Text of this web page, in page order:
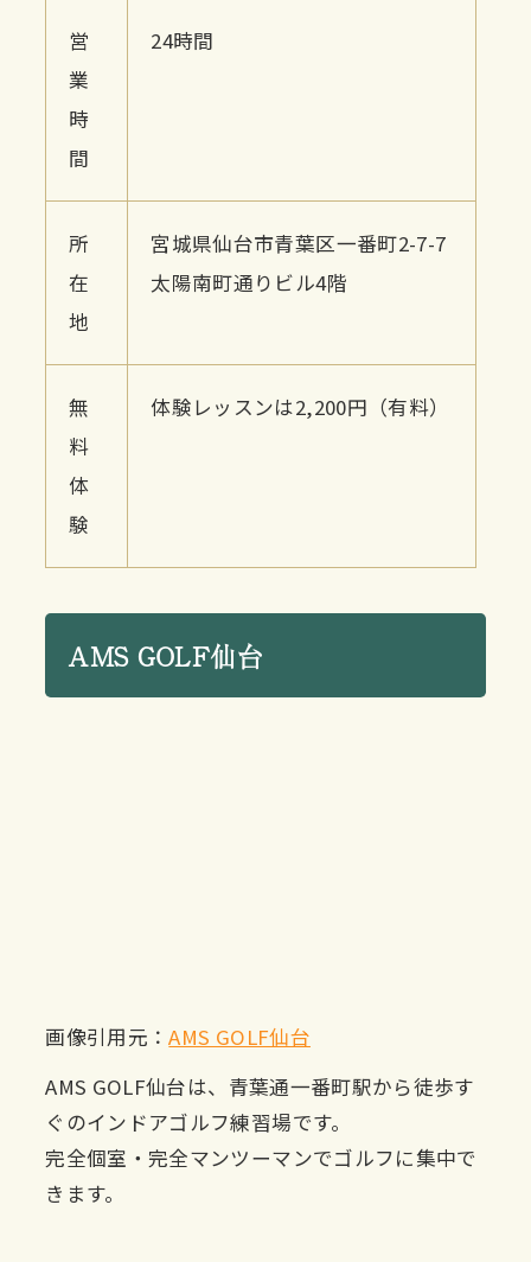
営
業
時
間
24時間
所
在
地
宮城県仙台市青葉区一番町2-7-7
太陽南町通りビル4階
無
料
体
験
体験レッスンは2,200円（有料）
AMS GOLF仙台
画像引用元：AMS GOLF仙台
AMS GOLF仙台は、青葉通一番町駅から徒歩す
ぐのインドアゴルフ練習場です。
完全個室・完全マンツーマンでゴルフに集中で
きます。